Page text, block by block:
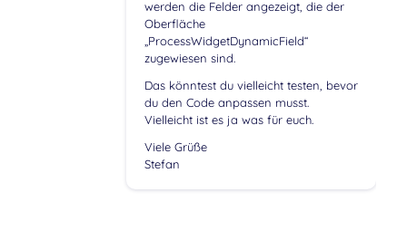
werden die Felder angezeigt, die der
Oberfläche
„ProcessWidgetDynamicField“
zugewiesen sind.
Das könntest du vielleicht testen, bevor
du den Code anpassen musst.
Vielleicht ist es ja was für euch.
Viele Grüße
Stefan